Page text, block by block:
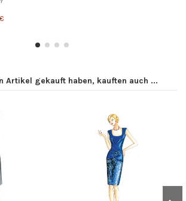
Artikel gekauft haben, kauften auch ...